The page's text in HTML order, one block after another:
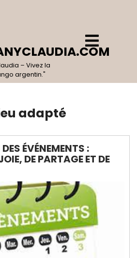
– Vivez la
argentin."
Open
Menu
adapté
ÉVÉNEMENTS :
DE PARTAGE ET DE